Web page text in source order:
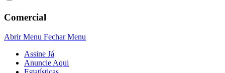
Comercial
Abrir Menu Fechar Menu
Assine Já
Anuncie Aqui